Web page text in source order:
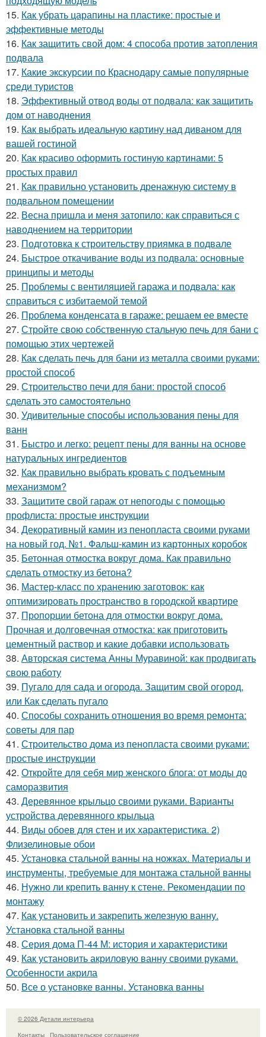
15. Как убрать царапины на пластике: простые и
эффективные методы
16. Как защитить свой дом: 4 способа против затопления
подвала
17. Какие экскурсии по Краснодару самые популярные
среди туристов
18. Эффективный отвод воды от подвала: как защитить
дом от наводнения
19. Как выбрать идеальную картину над диваном для
вашей гостиной
20. Как красиво оформить гостиную картинами: 5
простых правил
21. Как правильно установить дренажную систему в
подвальном помещении
22. Весна пришла и меня затопило: как справиться с
наводнением на территории
23. Подготовка к строительству приямка в подвале
24. Быстрое откачивание воды из подвала: основные
принципы и методы
25. Проблемы с вентиляцией гаража и подвала: как
справиться с избитаемой темой
26. Проблема конденсата в гараже: решаем ее вместе
27. Стройте свою собственную стальную печь для бани с
помощью этих чертежей
28. Как сделать печь для бани из металла своими руками:
простой способ
29. Строительство печи для бани: простой способ
сделать это самостоятельно
30. Удивительные способы использования пены для
ванн
31. Быстро и легко: рецепт пены для ванны на основе
натуральных ингредиентов
32. Как правильно выбрать кровать с подъемным
механизмом?
33. Защитите свой гараж от непогоды с помощью
профлиста: простые инструкции
34. Декоративный камин из пенопласта своими руками
на новый год. №1. Фальш-камин из картонных коробок
35. Бетонная отмостка вокруг дома. Как правильно
сделать отмостку из бетона?
36. Мастер-класс по хранению заготовок: как
оптимизировать пространство в городской квартире
37. Пропорции бетона для отмостки вокруг дома.
Прочная и долговечная отмостка: как приготовить
цементный раствор и какие добавки использовать
38. Авторская система Анны Муравиной: как продвигать
свою работу
39. Пугало для сада и огорода. Защитим свой огород,
или Как сделать пугало
40. Способы сохранить отношения во время ремонта:
советы для пар
41. Строительство дома из пенопласта своими руками:
простые инструкции
42. Откройте для себя мир женского блога: от моды до
саморазвития
43. Деревянное крыльцо своими руками. Варианты
устройства деревянного крыльца
44. Виды обоев для стен и их характеристика. 2)
Флизелиновые обои
45. Установка стальной ванны на ножках. Материалы и
инструменты, требуемые для монтажа стальной ванны
46. Нужно ли крепить ванну к стене. Рекомендации по
монтажу
47. Как установить и закрепить железную ванну.
Установка стальной ванны
48. Серия дома П-44 М: история и характеристики
49. Как установить акриловую ванну своими руками.
Особенности акрила
50. Все о установке ванны. Установка ванны
© 2026 Детали интерьера
Контакты
Пользовательское соглашение